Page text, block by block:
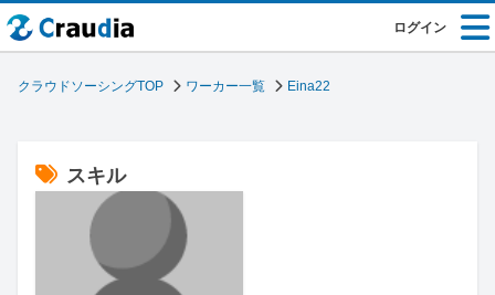
ログイン
クラウドソーシングTOP ワーカー一覧 Eina22
スキル